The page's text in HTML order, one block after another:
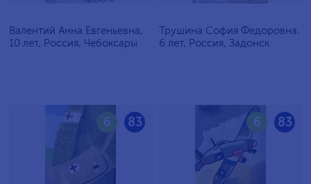
Валентий Анна Евгеньевна,
10 лет, Россия, Чебоксары
Трушина София Федоровна,
6 лет, Россия, Задонск
83
6 83
6